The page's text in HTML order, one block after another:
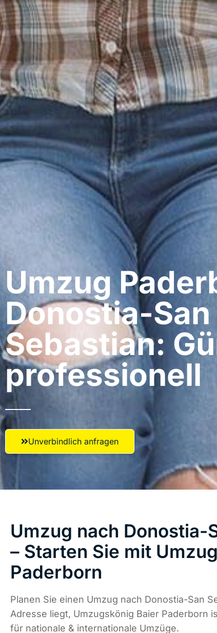
Umzug
Donostia-San
Sebastian:
professionell​
Unverbindlich anfragen
Umzug nach Donostia-
– Starten Sie mit
Paderborn
Planen Sie einen Umzug nach Donostia-San
Adresse liegt, Umzugskönig Baier Paderborn
für nationale & internationale Umzüge.